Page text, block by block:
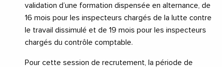
validation d’une formation dispensée en alternance, de
16 mois pour les inspecteurs chargés de la lutte contre
le travail dissimulé et de 19 mois pour les inspecteurs
chargés du contrôle comptable.
Pour cette session de recrutement, la période de